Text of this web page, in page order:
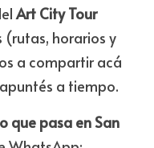
Art City Tour
(rutas, horarios y
a compartir acá
a tiempo.
que pasa en San